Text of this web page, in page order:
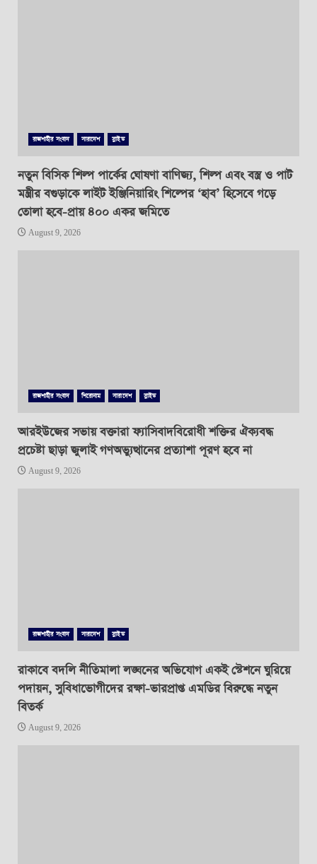
রাজশাহীর সংবাদ সারাদেশ স্লাইড
নতুন বিসিক শিল্প পার্কের ঘোষণা বাণিজ্য, শিল্প এবং বস্ত্র ও পাট
মন্ত্রীর বগুড়াকে লাইট ইঞ্জিনিয়ারিং শিল্পের ‘হাব’ হিসেবে গড়ে
তোলা হবে-প্রায় ৪০০ একর জমিতে
August 9, 2026
রাজশাহীর সংবাদ শিরোনাম সারাদেশ স্লাইড
আরইউজের সভায় বক্তারা ফ্যাসিবাদবিরোধী শক্তির ঐক্যবদ্ধ
প্রচেষ্টা ছাড়া জুলাই গণঅভ্যুত্থানের প্রত্যাশা পূরণ হবে না
August 9, 2026
রাজশাহীর সংবাদ সারাদেশ স্লাইড
রাকাবে বদলি নীতিমালা লঙ্ঘনের অভিযোগ একই স্টেশনে ঘুরিয়ে
পদায়ন, সুবিধাভোগীদের রক্ষা-ভারপ্রাপ্ত এমডির বিরুদ্ধে নতুন
বিতর্ক
August 9, 2026